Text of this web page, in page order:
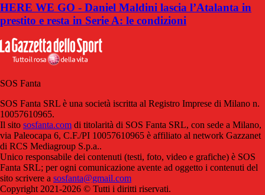
HERE WE GO - Daniel Maldini lascia l’Atalanta in
prestito e resta in Serie A: le condizioni
SOS Fanta
SOS Fanta SRL è una società iscritta al Registro Imprese di Milano n.
10057610965.
Il sito sosfanta.com di titolarità di SOS Fanta SRL, con sede a Milano,
via Paleocapa 6, C.F./PI 10057610965 è affiliato al network Gazzanet
di RCS Mediagroup S.p.a..
Unico responsabile dei contenuti (testi, foto, video e grafiche) è SOS
Fanta SRL; per ogni comunicazione avente ad oggetto i contenuti del
sito scrivere a sosfanta@gmail.com
Copyright 2021-2026 © Tutti i diritti riservati.